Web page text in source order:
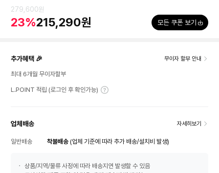
279,600원
23%215,290원 모든 쿠폰 보기
추가혜택 🎉 무이자 할부 안내
최대 6개월 무이자할부
L.POINT 적립 (로그인 후 확인가능)
업체배송 자세히보기
일반배송 착불배송 (업체 기준에 따라 추가 배송/설치비 발생)
상품/지역/물류 사정에 따라 배송지연 발생할 수 있음